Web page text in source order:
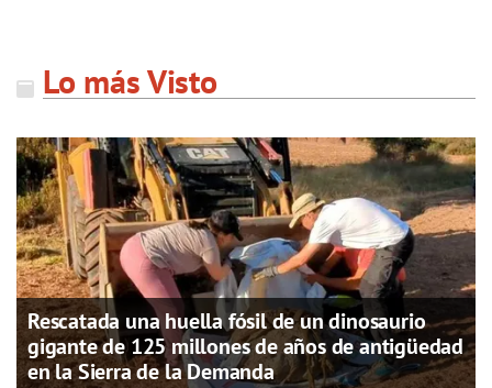
Lo más Visto
Rescatada una huella fósil de un dinosaurio
gigante de 125 millones de años de antigüedad
en la Sierra de la Demanda